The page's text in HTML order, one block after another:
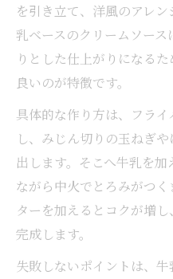
を引き立て、洋風のアレ
乳ベースのクリームソー
りとした仕上がりになる
良いのが特徴です。
具体的な作り方は、フラ
し、みじん切りの玉ねぎ
出します。そこへ牛乳を
ながら中火でとろみがつ
ターを加えるとコクが増
完成します。
失敗しないポイントは、